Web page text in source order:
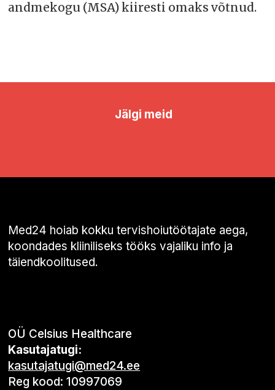
andmekogu (MSA) kiiresti omaks võtnud.
Jälgi meid
Med24 hoiab kokku tervishoiutöötajate aega,
koondades kliiniliseks tööks vajaliku info ja
täiendkoolitused.
OÜ Celsius Healthcare
Kasutajatugi:
kasutajatugi@med24.ee
Reg kood: 10997069